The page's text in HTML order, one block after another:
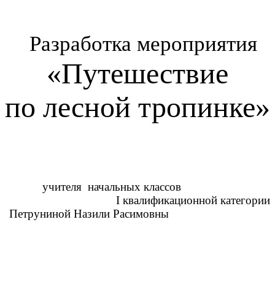
Разработка мероприятия
«Путешествие
по лесной тропинке»
учителя начальных классов
I квалификационной категории
Петруниной Назили Расимовны